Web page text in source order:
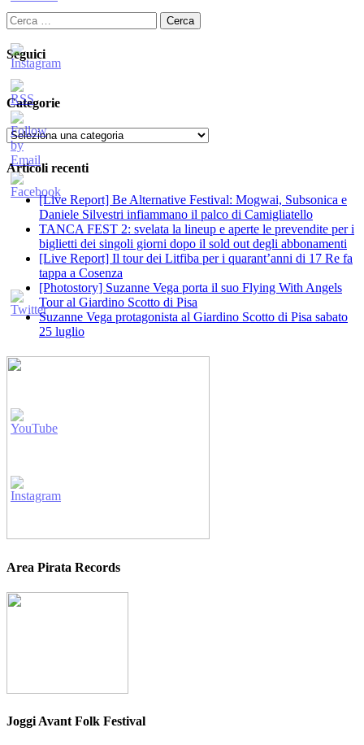
Ricerca
per:
Seguici
Categorie
Categorie
Articoli recenti
[Live Report] Be Alternative Festival: Mogwai, Subsonica e
Daniele Silvestri infiammano il palco di Camigliatello
TANCA FEST 2: svelata la lineup e aperte le prevendite per i
biglietti dei singoli giorni dopo il sold out degli abbonamenti
[Live Report] Il tour dei Litfiba per i quarant’anni di 17 Re fa
tappa a Cosenza
[Photostory] Suzanne Vega porta il suo Flying With Angels
Tour al Giardino Scotto di Pisa
Suzanne Vega protagonista al Giardino Scotto di Pisa sabato
25 luglio
Area Pirata Records
Joggi Avant Folk Festival